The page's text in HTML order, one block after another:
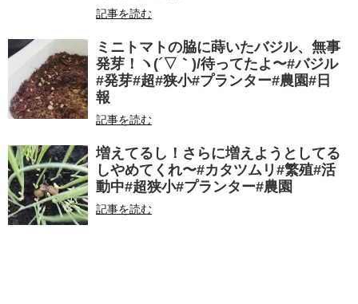
記事を読む
ミニトマトの脇に蒔いたバジル、無事
発芽！ヽ(´▽｀)/待ってたよ〜#バジル
#発芽#超#狭小#プランター#農園#日
報
記事を読む
増えてるし！さらに増えようとしてる
し︎やめてくれ〜#カタツムリ#繁殖#活
動中#超狭小#プランター#農園
記事を読む